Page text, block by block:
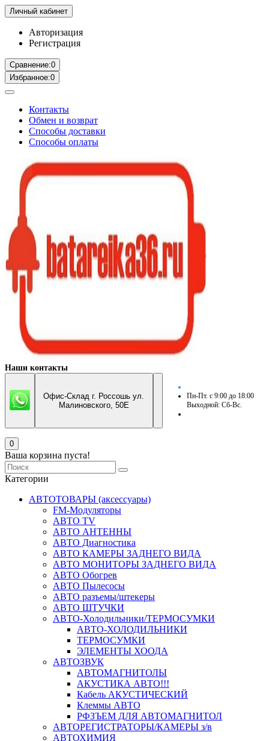
Личный кабинет
Авторизация
Регистрация
Сравнение:0
Избранное:0
Контакты
Обмен и возврат
Способы доставки
Способы оплаты
Наши контакты
Офис-Склад г. Россошь ул.
Малиновского, 50Е
Пн-Пт. с 9:00 до 18:00
Выходной: Сб-Вс.
0
Ваша корзина пуста!
Категории
АВТОТОВАРЫ (аксессуары)
FM-Модуляторы
АВТО TV
АВТО АНТЕННЫ
АВТО Диагностика
АВТО КАМЕРЫ ЗАДНЕГО ВИДА
АВТО МОНИТОРЫ ЗАДНЕГО ВИДА
АВТО Обогрев
АВТО Пылесосы
АВТО разъемы/штекеры
АВТО ШТУЧКИ
АВТО-Холодильники/ТЕРМОСУМКИ
АВТО-ХОЛОДИЛЬНИКИ
ТЕРМОСУМКИ
ЭЛЕМЕНТЫ ХООДА
АВТОЗВУК
АВТОМАГНИТОЛЫ
АКУСТИКА АВТО!!!
Кабель АКУСТИЧЕСКИЙ
Клеммы АВТО
РФЗЪЕМ ДЛЯ АВТОМАГНИТОЛ
АВТОРЕГИСТРАТОРЫ/КАМЕРЫ з/в
АВТОХИМИЯ